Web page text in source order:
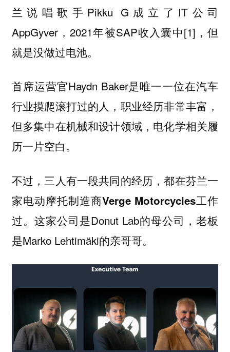
兰说唱歌手Pikku G成立了IT公司
AppGyver，2021年被SAP收入囊中[1]，但
就是没做过电池。
首席运营官Haydn Baker是唯一一位在汽车
行业摸爬滚打过的人，职业经历非常丰富，
但多集中在机械和设计领域，电化学相关履
历一片空白。
不过，三人有一段共同的经历，都在芬兰一
家电动摩托制造商Verge Motorcycles工作
过。这家公司是Donut Lab的母公司，老板
是Marko Lehtimäki的亲哥哥。